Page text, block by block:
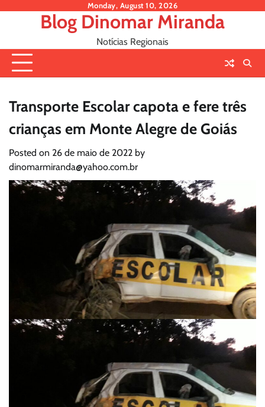
Monday, August 10, 2026
Blog Dinomar Miranda
Notícias Regionais
Transporte Escolar capota e fere três
crianças em Monte Alegre de Goiás
Posted on 26 de maio de 2022 by
dinomarmiranda@yahoo.com.br